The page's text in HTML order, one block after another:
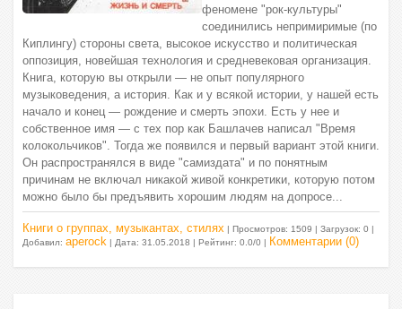
феномене "рок-культуры"
соединились непримиримые (по
Киплингу) стороны света, высокое искусство и политическая
оппозиция, новейшая технология и средневековая организация.
Книга, которую вы открыли — не опыт популярного
музыковедения, а история. Как и у всякой истории, у нашей есть
начало и конец — рождение и смерть эпохи. Есть у нее и
собственное имя — с тех пор как Башлачев написал "Время
колокольчиков". Тогда же появился и первый вариант этой книги.
Он распространялся в виде "самиздата" и по понятным
причинам не включал никакой живой конкретики, которую потом
можно было бы предъявить хорошим людям на допросе...
Книги о группах, музыкантах, стилях | Просмотров: 1509 | Загрузок: 0 |
Добавил: aperock | Дата: 31.05.2018 | Рейтинг: 0.0/0 | Комментарии (0)